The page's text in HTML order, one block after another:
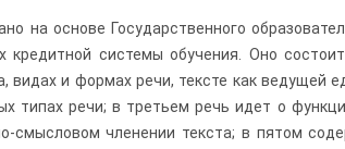
на основе Государственного
кредитной системы обучения. Оно
видах и формах речи, тексте как
типах речи; в третьем речь идет о
смысловом членении текста; в пятом